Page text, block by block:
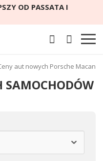
OD PASSATA I
aut nowych Porsche Macan
SAMOCHODÓW